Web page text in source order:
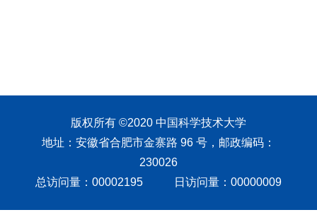
版权所有 ©2020 中国科学技术大学
地址：安徽省合肥市金寨路 96 号，邮政编码：
230026
总访问量： 00002195 日访问量： 00000009